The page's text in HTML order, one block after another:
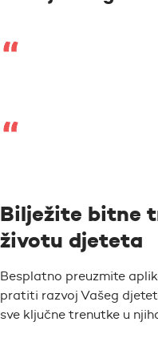
Bilježite bitne
životu djeteta
Besplatno preuzmite
pratiti razvoj Vašeg
sve ključne trenutke u